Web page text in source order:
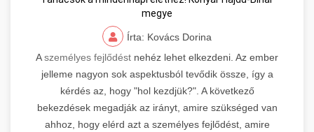
megye
Írta: Kovács Dorina
Aszemélyes fejlődést nehéz lehet elkezdeni. Az ember
jelleme nagyon sok aspektusból tevődik össze, így a
kérdés az, hogy "hol kezdjük?". A következő
bekezdések megadják az irányt, amire szükséged van
ahhoz, hogy elérd azt a személyes fejlődést, amire